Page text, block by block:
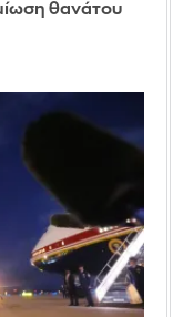
θανάτου